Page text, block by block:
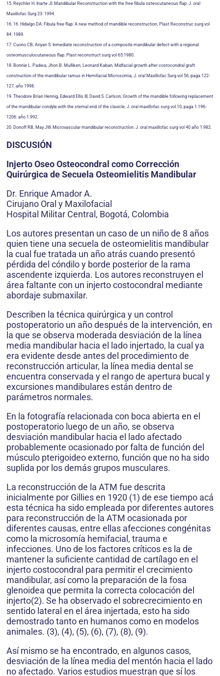
15. Reychler H. Iriarte JI: Mandibular Reconstruction with the free fibula osteocutaneous flap. J. oral
Maxillofac Surg 23: 1994.
16. 16. Hidalgo DA: Fibula free flap: A new method of mandible reconstruction, Plast Reconstruc surg vol
84: 1989.
17. Cuono CB, Ariyan S: Inmediate reconstruction of a composite mandibular defect with a regional
osteomusculocutaneous flap. Plast reconstruct surg vol 65:1980.
18. Bonnie L. Padwa, Jhon B. MuIliken, Leonard Kaban, Midfacial growth after costocondral graft
construction of the mandibular ramus in Hemifacial Microsomia, J. oral Maxillofac Surg vol 56, paga 122-
127, año 1998.
19. Theodore Brian Hennig, Edward Ellis III, David S. Carlson, Growth of the mandible following replacement
of the mandibular condyle with the sternal end of the clavicle, J. oral maxillofac surg voI.10, paga 1.196-
1206. año 1.992.
20. Donoff RB, May JW. Microvascular mandibular reconstructíon. J. oral maxillofac surg vol 40 año 1.982.
DISCUSIÓN
Injerto Oseo Osteocondral como Corrección
Quirúrgica de Secuela Osteomielitis Mandibular
Dr. Enrique Amador A.
Cirujano Oral y Maxilofacial
Hospital Militar Central, Bogotá, Colombia
Los autores presentan un caso de un niño de 8 años
quien tiene una secuela de osteomielitis mandibular
la cual fue tratada un año atrás cuando presentó
pérdida del cóndilo y borde posterior de la rama
ascendente izquierda. Los autores reconstruyen el
área faltante con un injerto costocondral mediante
abordaje submaxilar.
Describen la técnica quirúrgica y un control
postoperatorio un año después de la intervención, en
la que se observa moderada desviación de la línea
media mandibular hacia el lado injertado, la cual ya
era evidente desde antes del procedimiento de
reconstrucción articular, la línea media dental se
encuentra conservada y el rango de apertura bucal y
excursiones mandibulares están dentro de
parámetros normales.
En la fotografía relacionada con boca abierta en el
postoperatorio luego de un año, se observa
desviación mandibular hacia el lado afectado
probablemente ocasionado por falta de función del
músculo pterigoideo externo, función que no ha sido
suplida por los demás grupos musculares.
La reconstrucción de la ATM fue descrita
inicialmente por Gillies en 1920 (1) de ese tiempo acá
esta técnica ha sido empleada por diferentes autores
para reconstrucción de la ATM ocasionada por
diferentes causas, entre ellas afecciones congénitas
como la microsomía hemifacial, trauma e
infecciones. Uno de los factores críticos es la de
mantener la suficiente cantidad de cartílago en el
injerto costocondral para permitir el crecimiento
mandibular, así como la preparación de la fosa
glenoidea que permita la correcta colocación del
injerto(2). Se ha observado el sobrecrecimiento en
sentido lateral en el área injertada, esto ha sido
demostrado tanto en humanos como en modelos
animales. (3), (4), (5), (6), (7), (8), (9).
Así mismo se ha encontrado, en algunos casos,
desviación de la línea media del mentón hacia el lado
no afectado. Varios estudios muestran que sí los